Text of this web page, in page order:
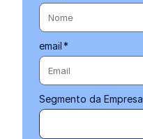
email*
Segmento da Empresa